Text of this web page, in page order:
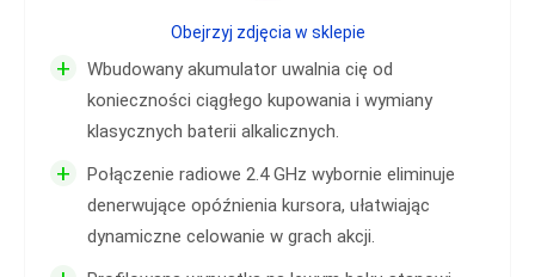
+
Wbudowany akumulator uwalnia cię od
konieczności ciągłego kupowania i wymiany
klasycznych baterii alkalicznych.
+
Połączenie radiowe 2.4 GHz wybornie eliminuje
denerwujące opóźnienia kursora, ułatwiając
dynamiczne celowanie w grach akcji.
Obejrzyj zdjęcia w sklepie